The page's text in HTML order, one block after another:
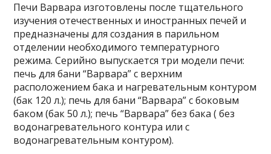
Печи Варвара изготовлены после тщательного
изучения отечественных и иностранных печей и
предназначены для создания в парильном
отделении необходимого температурного
режима. Серийно выпускается три модели печи:
печь для бани “Варвара” c верхним
расположением бака и нагревательным контуром
(бак 120 л.); печь для бани “Варвара” с боковым
баком (бак 50 л.); печь “Варвара” без бака ( без
водонагревательного контура или с
водонагревательным контуром).